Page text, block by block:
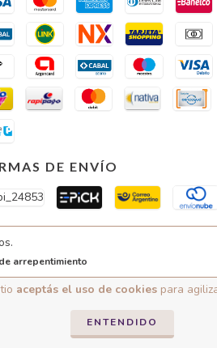
aceptás el uso de cookiespara
ENTENDIDO
DE ENVÍO
arrepentimiento